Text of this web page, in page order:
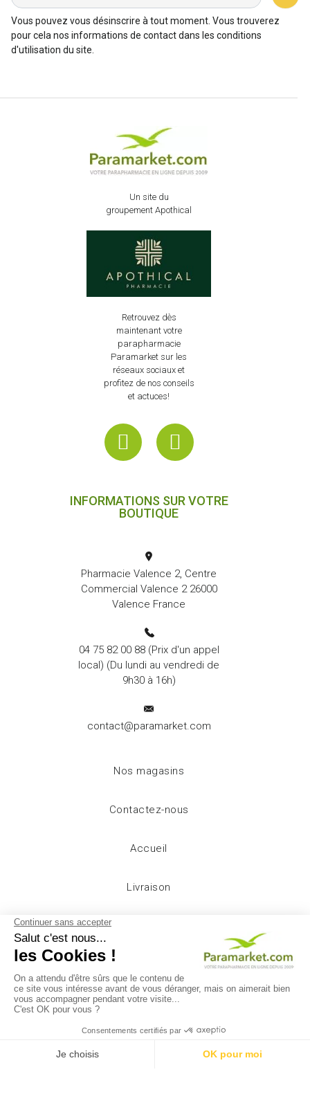
Vous pouvez vous désinscrire à tout moment. Vous trouverez
pour cela nos informations de contact dans les conditions
d'utilisation du site.
Un site du
groupement Apothical
Retrouvez dès
maintenant votre
parapharmacie
Paramarket sur les
réseaux sociaux et
profitez de nos conseils
et actuces!
INFORMATIONS SUR VOTRE
BOUTIQUE
Pharmacie Valence 2, Centre
Commercial Valence 2 26000
Valence France
04 75 82 00 88(Prix d'un appel
local) (Du lundi au vendredi de
9h30 à 16h)
contact@paramarket.com
Nos magasins
Contactez-nous
Accueil
Livraison
Mentions légales
Conditions d'utilisation
A propos